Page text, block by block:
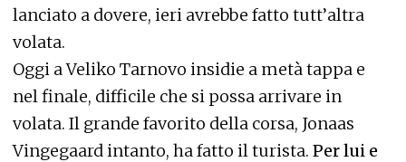
lanciato a dovere, ieri avrebbe fatto tutt’altra
volata.
Oggi a Veliko Tarnovo insidie a metà tappa e
nel finale, difficile che si possa arrivare in
volata. Il grande favorito della corsa, Jonaas
Vingegaard intanto, ha fatto il turista. Per lui e